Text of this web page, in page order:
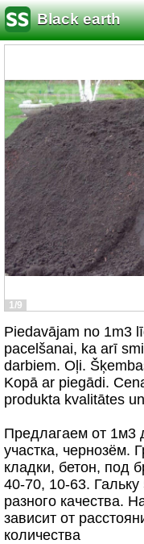
Black earth
1/9
Piedavājam no 1m3
pacelšanai, ka arī
darbiem. Oļi.
Kopā ar piegādi.
produkta kvalitātes
Предлагаем от 1м3
участка, чернозём.
кладки, бетон, под
40-70, 10-63.
разного качества.
зависит от
количества